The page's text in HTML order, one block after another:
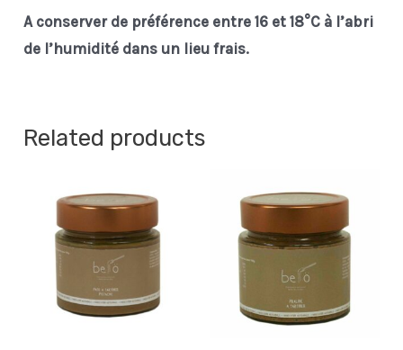
A conserver de préférence entre 16 et 18°C à l’abri
de l’humidité dans un lieu frais.
Related products